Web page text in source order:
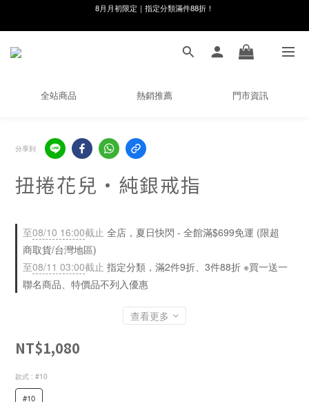
8月月初限定｜指定分類滿件88折！
線在，好事發生｜祈願新品 第2件享9折
🌸新會員限定🌸註冊送$100購物金
全站商品 熱銷推薦 門市資訊
分享到
扭捲花兒・純銀戒指
至08/10 16:00截止 全店，夏日快閃 - 全館滿$699免運 (限超
商取貨/台灣地區)
至08/11 03:00截止 指定分類，滿2件9折、3件88折 ※買一送一
聯名商品、特價品不列入優惠
查看更多
NT$1,080
款式 : #10
#10